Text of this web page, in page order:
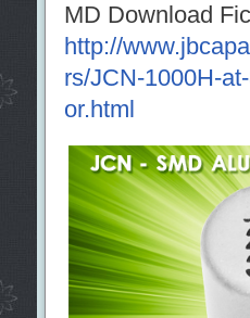
MD Download
http://
rs/JCN-1000H-
or.html